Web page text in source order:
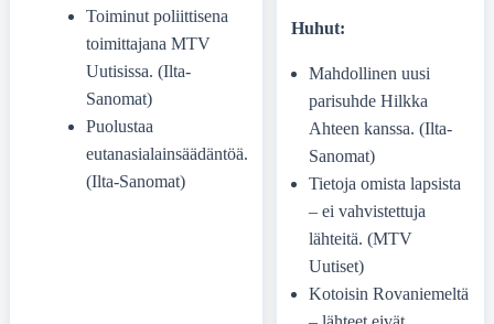
Toiminut poliittisena
toimittajana MTV
Uutisissa. (Ilta-
Sanomat)
Puolustaa
eutanasialainsäädäntöä.
(Ilta-Sanomat)
Huhut:
Mahdollinen uusi
parisuhde Hilkka
Ahteen kanssa. (Ilta-
Sanomat)
Tietoja omista lapsista
– ei vahvistettuja
lähteitä. (MTV
Uutiset)
Kotoisin Rovaniemeltä